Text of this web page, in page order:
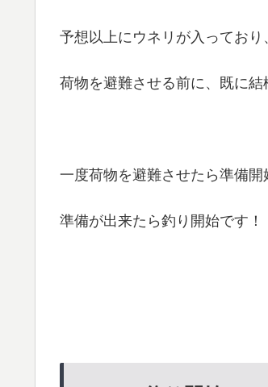
予想以上にウネリが入っており
荷物を避難させる前に、既に結
一度荷物を避難させたら準備開
準備が出来たら釣り開始です！